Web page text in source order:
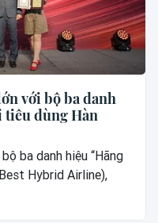
với bộ ba danh
tiêu dùng Hàn
ba danh hiệu “Hãng
Hybrid Airline),